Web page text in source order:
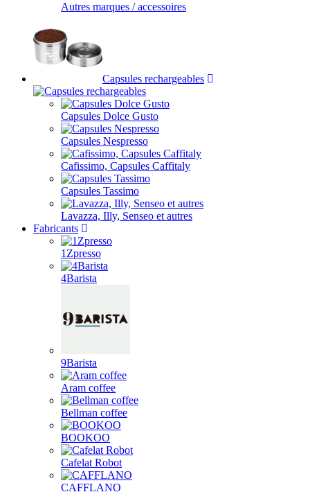
Autres marques / accessoires
Capsules rechargeables
Capsules Dolce Gusto
Capsules Nespresso
Cafissimo, Capsules Caffitaly
Capsules Tassimo
Lavazza, Illy, Senseo et autres
Fabricants
1Zpresso
4Barista
9Barista
Aram coffee
Bellman coffee
BOOKOO
Cafelat Robot
CAFFLANO